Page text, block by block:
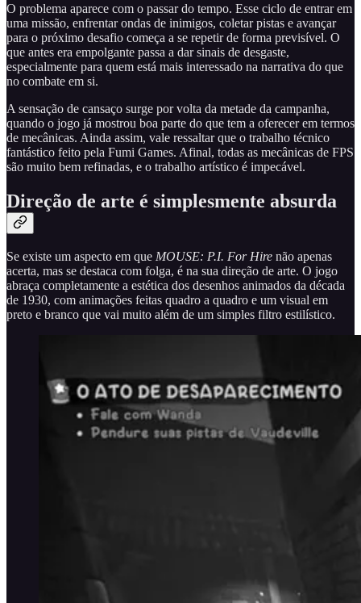
O problema aparece com o passar do tempo. Esse ciclo de entrar em
uma missão, enfrentar ondas de inimigos, coletar pistas e avançar
para o próximo desafio começa a se repetir de forma previsível. O
que antes era empolgante passa a dar sinais de desgaste,
especialmente para quem está mais interessado na narrativa do que
no combate em si.
A sensação de cansaço surge por volta da metade da campanha,
quando o jogo já mostrou boa parte do que tem a oferecer em termos
de mecânicas. Ainda assim, vale ressaltar que o trabalho técnico
fantástico feito pela Fumi Games. Afinal, todas as mecânicas de FPS
são muito bem refinadas, e o trabalho artístico é impecável.
Direção de arte é simplesmente absurda
Se existe um aspecto em que MOUSE: P.I. For Hire não apenas
acerta, mas se destaca com folga, é na sua direção de arte. O jogo
abraça completamente a estética dos desenhos animados da década
de 1930, com animações feitas quadro a quadro e um visual em
preto e branco que vai muito além de um simples filtro estilístico.